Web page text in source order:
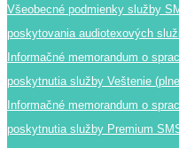
Všeobecné podmienky služby
poskytovania audiotexových
Informačné memorandum o
poskytnutia služby Veštenie
Informačné memorandum o
poskytnutia služby Premium